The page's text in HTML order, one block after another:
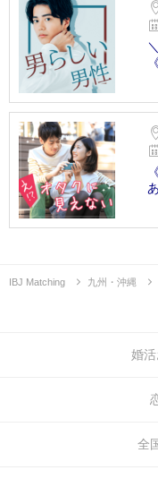
IBJ Matching 九州・沖縄
婚
全